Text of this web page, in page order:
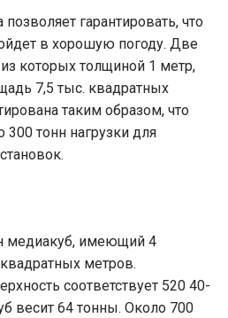
гарантировать, что
в хорошую погоду. Две
которых толщиной 1 метр,
7,5 тыс. квадратных
таким образом, что
тонн нагрузки для
медиакуб, имеющий 4
метров.
соответствует 520 40-
весит 64 тонны. Около 700